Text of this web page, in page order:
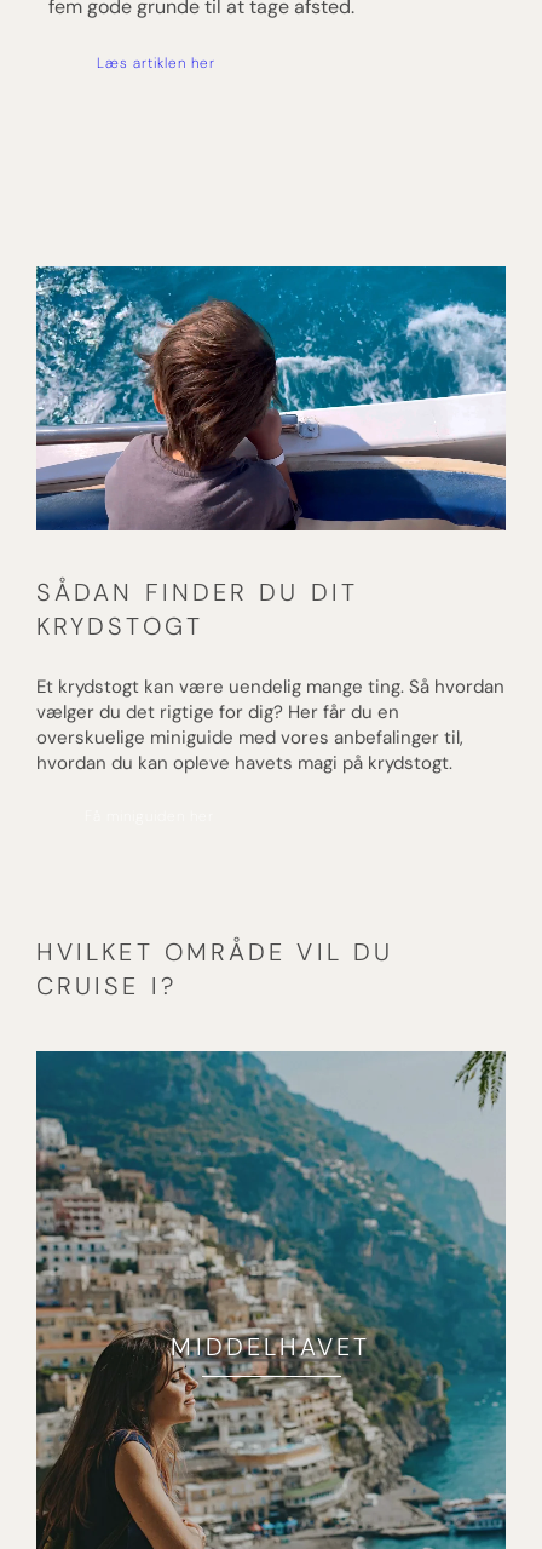
fem gode grunde til at tage afsted.
Læs artiklen her
SÅDAN FINDER DU DIT
KRYDSTOGT
Et krydstogt kan være uendelig mange ting. Så hvordan
vælger du det rigtige for dig? Her får du en
overskuelige miniguide med vores anbefalinger til,
hvordan du kan opleve havets magi på krydstogt.
HVILKET OMRÅDE VIL DU
CRUISE I?
MIDDELHAVET